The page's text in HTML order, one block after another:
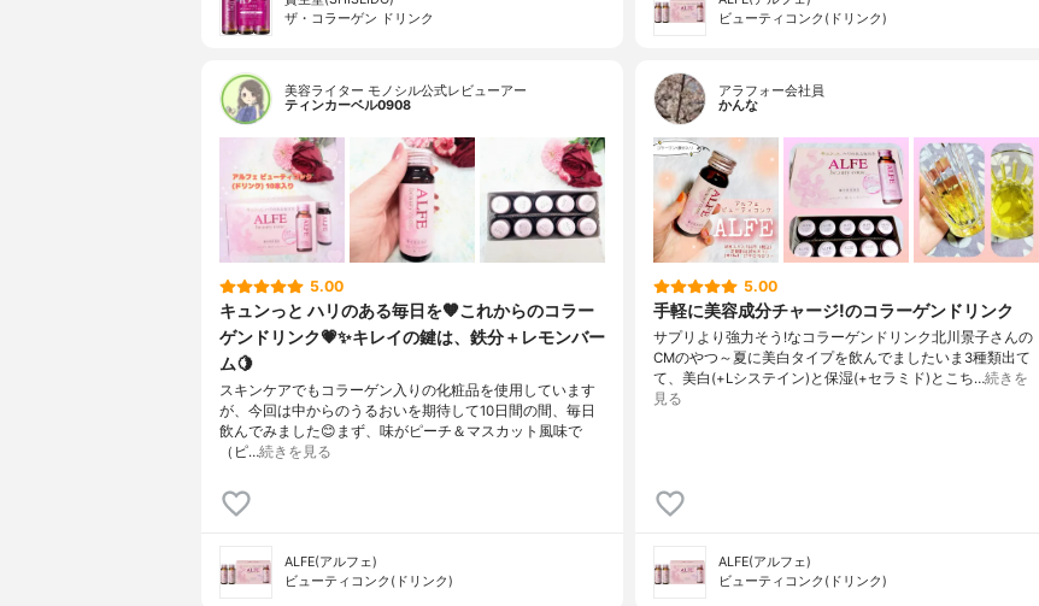
ザ・コラーゲン ドリンク
ビューティコンク(ドリンク)
美容ライター モノシル公式レビューアー
ティンカーベル0908
5.00
キュンっと ハリのある毎日を🧡これからのコラー
ゲンドリンク💗✨キレイの鍵は、鉄分＋レモンバー
ム🍋
スキンケアでもコラーゲン入りの化粧品を使用しています
が、今回は中からのうるおいを期待して10日間の間、毎日
飲んでみました😊まず、味がピーチ＆マスカット風味で
（ピ…続きを見る
ALFE(アルフェ)
ビューティコンク(ドリンク)
アラフォー会社員
かんな
5.00
手軽に美容成分チャージ!のコラーゲンドリンク
サプリより強力そう!なコラーゲンドリンク北川景子さんの
CMのやつ～夏に美白タイプを飲んでましたいま3種類出て
て、美白(+Lシステイン)と保湿(+セラミド)とこち…続きを
見る
ALFE(アルフェ)
ビューティコンク(ドリンク)